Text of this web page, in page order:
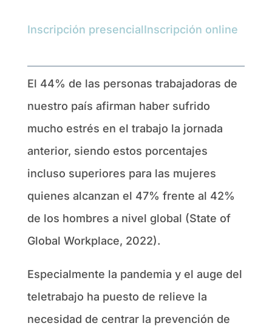
Inscripción presencialInscripción online
El 44% de las personas trabajadoras de
nuestro país afirman haber sufrido
mucho estrés en el trabajo la jornada
anterior, siendo estos porcentajes
incluso superiores para las mujeres
quienes alcanzan el 47% frente al 42%
de los hombres a nivel global (State of
Global Workplace, 2022).
Especialmente la pandemia y el auge del
teletrabajo ha puesto de relieve la
necesidad de centrar la prevención de